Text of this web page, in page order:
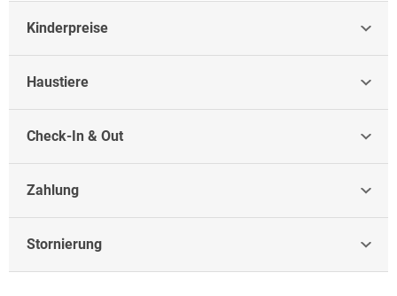
Kinderpreise
Haustiere
Check-In & Out
Zahlung
Stornierung